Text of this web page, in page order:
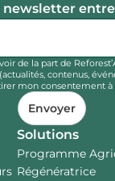
newsletter
de la part de
contenus,
mon consentement
Envoyer
Solutions
Programme
Régénératrice